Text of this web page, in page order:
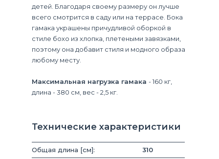
детей. Благодаря своему размеру он лучше
всего смотрится в саду или на террасе. Бока
гамака украшены причудливой оборкой в ​​
стиле бохо из хлопка, плетеными завязками,
поэтому она добавит стиля и модного образа
любому месту.
Максимальная нагрузка гамака - 160 кг,
длина - 380 см, вес - 2,5 кг.
Технические характеристики
Общая длина [см]:
310